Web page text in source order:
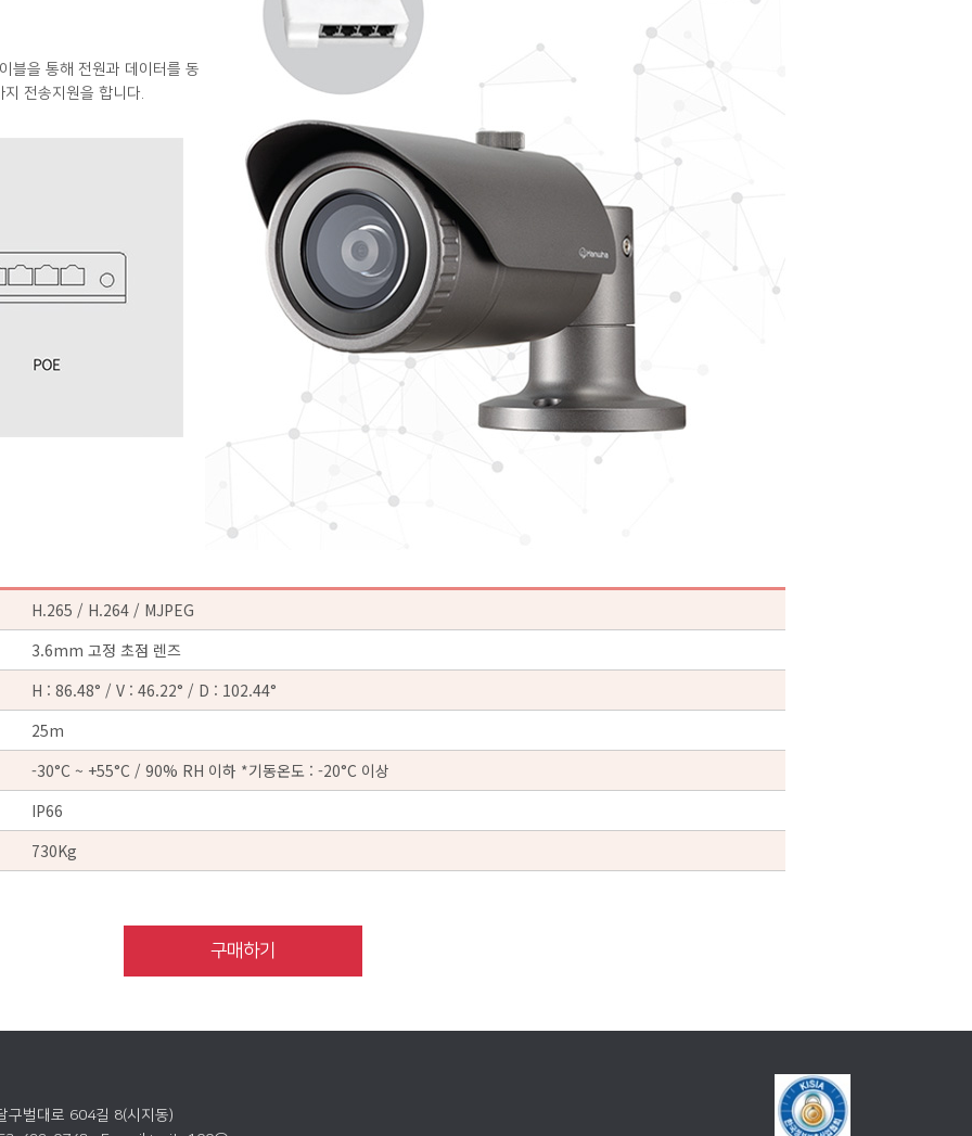
블을 통해 전원과 데이터를 동
전송지원을 합니다.
H.265 / H.264 / MJPEG
3.6mm 고정 초점 렌즈
H : 86.48° / V : 46.22° / D : 102.44°
25m
-30°C ~ +55°C / 90% RH 이하 *기동온도 : -20°C 이상
IP66
730Kg
구매하기
벌대로 604길 8(시지동)